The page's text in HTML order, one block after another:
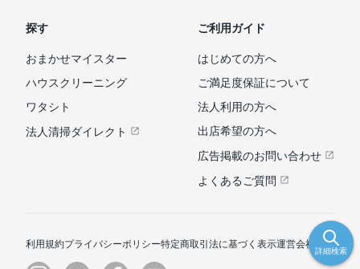
詳細検索
探す
おまかせマイスター
ハウスクリーニング
ワタシト
法人清掃ダイレクト
ご利用ガイド
はじめての方へ
ご満足度保証について
法人利用の方へ
出店希望の方へ
広告掲載のお問い合わせ
よくあるご質問
利用規約プライバシーポリシー特定商取引法に基づく表示運営会社